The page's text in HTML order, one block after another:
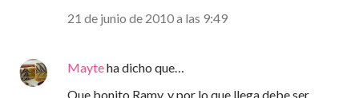
21 de junio de 2010 a las 9:49
Mayteha dicho que…
Que bonito Ramy, y por lo que llega debe ser